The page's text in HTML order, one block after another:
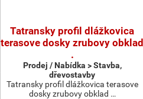
Tatransky profil dlážkovica
terasove dosky zrubovy obklad
.
Prodej / Nabídka > Stavba,
dřevostavby
Tatransky profil dlážkovica terasove
dosky zrubovy obklad …